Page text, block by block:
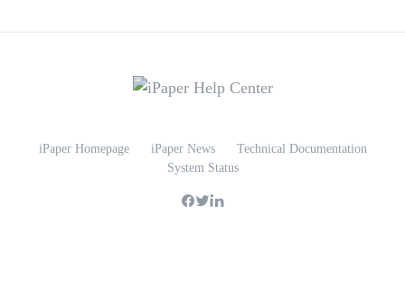
iPaper Homepage iPaper News
Technical Documentation
System Status